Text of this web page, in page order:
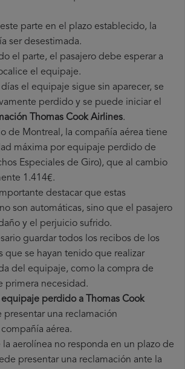
parte en el plazo establecido, la
ser desestimada.
el parte, el pasajero debe esperar a
el equipaje.
el equipaje sigue sin aparecer, se
perdido y se puede iniciar el
Thomas Cook Airlines.
de Montreal, la compañía aérea tiene
máxima por equipaje perdido de
Especiales de Giro), que al cambio
1.414€.
destacar que estas
son automáticas, sino que el pasajero
y el perjuicio sufrido.
guardar todos los recibos de los
que se hayan tenido que realizar
del equipaje, como la compra de
primera necesidad.
perdido a Thomas Cook
presentar una reclamación
aérea.
la aerolínea no responda en un plazo de
presentar una reclamación ante la